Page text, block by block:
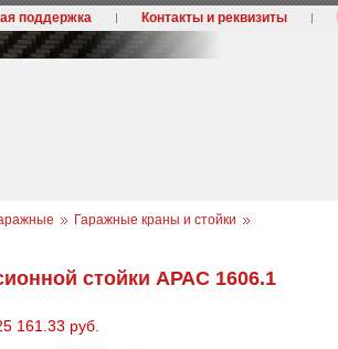
поддержка Контакты и реквизиты
Гаражные краны и стойки
стойки АРАC 1606.1
161.33 руб.